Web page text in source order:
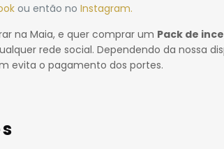
ou então noInstagram.
na Maia, e quer comprar um Pack de
rede social. Dependendo da nossa
evita o pagamento dos portes.